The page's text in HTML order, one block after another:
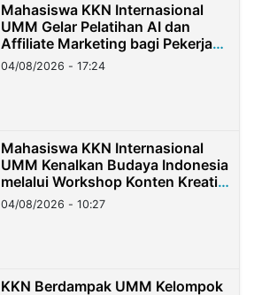
Mahasiswa KKN Internasional
UMM Gelar Pelatihan AI dan
Affiliate Marketing bagi Pekerja
Migran Indonesia di Taiwan
04/08/2026 - 17:24
Mahasiswa KKN Internasional
UMM Kenalkan Budaya Indonesia
melalui Workshop Konten Kreatif
di Taiwan
04/08/2026 - 10:27
KKN Berdampak UMM Kelompok